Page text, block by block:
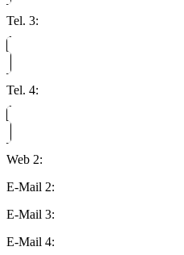
Tel. 3:
Tel. 4:
Web 2:
E-Mail 2:
E-Mail 3:
E-Mail 4: